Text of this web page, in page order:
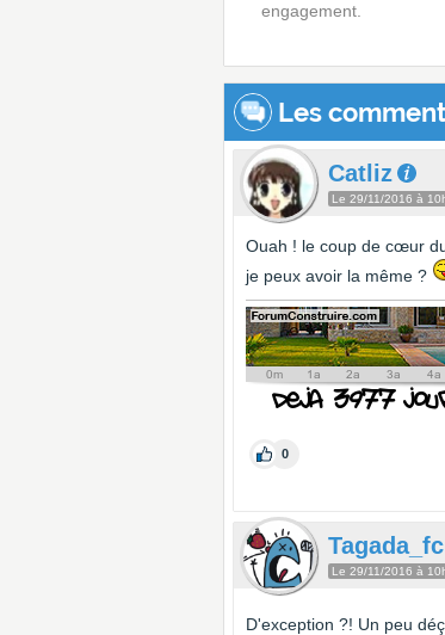
engagement.
Les
Catliz
Le 29/11/2016 à
Ouah ! le coup de cœur
je peux avoir la même ?
0
Tagada_fc
Le 29/11/2016 à
D'exception ?! Un peu